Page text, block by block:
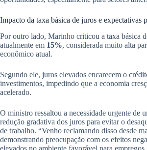
Impacto da taxa básica de juros e expectativas
Por outro lado, Marinho criticou a taxa básica
atualmente em 15%, considerada muito alta
econômico atual.
Segundo ele, juros elevados encarecem o
investimentos, impedindo que a economia
acelerado.
O ministro ressaltou a necessidade urgente de
redução gradativa dos juros para evitar o
de trabalho. “Venho reclamando disso desde
demonstrando preocupação com os efeitos